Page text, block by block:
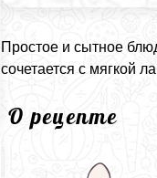
Простое и сытное
сочетается с мягкой
О рецепте